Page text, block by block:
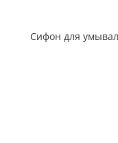
Сифон для